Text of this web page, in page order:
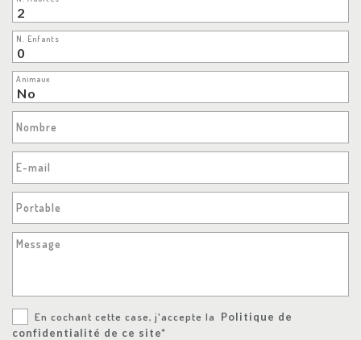
N. Enfants
Animaux
Nombre
E-mail
Portable
Message
En cochant cette case, j'accepte la
Politique de
confidentialité de ce site*